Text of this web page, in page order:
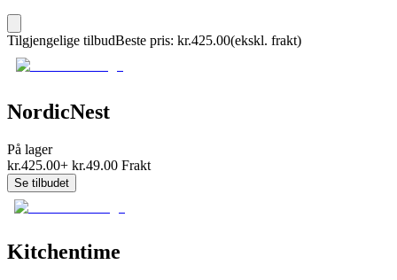
Tilgjengelige tilbudBeste pris: kr.425.00(ekskl. frakt)
NordicNest
På lager
kr.425.00+ kr.49.00 Frakt
Se tilbudet
Kitchentime